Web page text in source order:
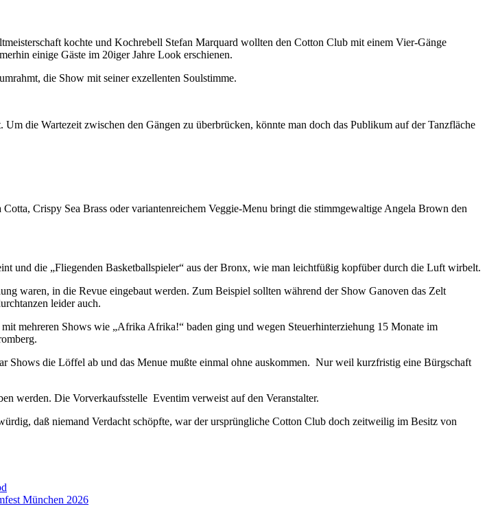
kochte und Kochrebell Stefan Marquard wollten den Cotton Club mit einem Vier-Gänge
einige Gäste im 20iger Jahre Look erschienen.
die Show mit seiner exzellenten Soulstimme.
die Wartezeit zwischen den Gängen zu überbrücken, könnte man doch das Publikum auf der Tanzfläche
Crispy Sea Brass oder variantenreichem Veggie-Menu bringt die stimmgewaltige Angela Brown den
und die „Fliegenden Basketballspieler“ aus der Bronx, wie man leichtfüßig kopfüber durch die Luft wirbelt.
waren, in die Revue eingebaut werden. Zum Beispiel sollten während der Show Ganoven das Zelt
leider auch.
mehreren Shows wie „Afrika Afrika!“ baden ging und wegen Steuerhinterziehung 15 Monate im
Shows die Löffel ab und das Menue mußte einmal ohne auskommen. Nur weil kurzfristig eine Bürgschaft
werden. Die Vorverkaufsstelle Eventim verweist auf den Veranstalter.
daß niemand Verdacht schöpfte, war der ursprüngliche Cotton Club doch zeitweilig im Besitz von
München 2026